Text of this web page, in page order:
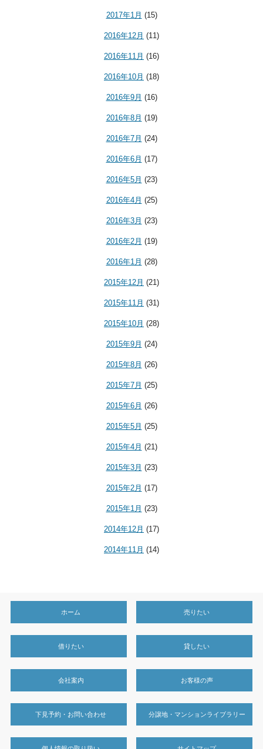
2017年1月 (15)
2016年12月 (11)
2016年11月 (16)
2016年10月 (18)
2016年9月 (16)
2016年8月 (19)
2016年7月 (24)
2016年6月 (17)
2016年5月 (23)
2016年4月 (25)
2016年3月 (23)
2016年2月 (19)
2016年1月 (28)
2015年12月 (21)
2015年11月 (31)
2015年10月 (28)
2015年9月 (24)
2015年8月 (26)
2015年7月 (25)
2015年6月 (26)
2015年5月 (25)
2015年4月 (21)
2015年3月 (23)
2015年2月 (17)
2015年1月 (23)
2014年12月 (17)
2014年11月 (14)
ホーム 売りたい
借りたい 貸したい
会社案内 お客様の声
下見予約・お問い合わせ 分譲地・マンションライブラリー